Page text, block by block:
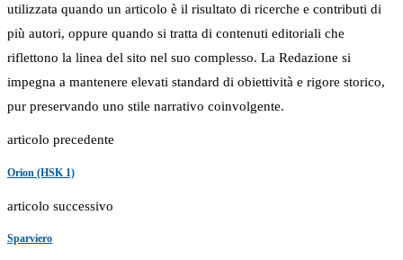
utilizzata quando un articolo è il risultato di ricerche e contributi di
più autori, oppure quando si tratta di contenuti editoriali che
riflettono la linea del sito nel suo complesso. La Redazione si
impegna a mantenere elevati standard di obiettività e rigore storico,
pur preservando uno stile narrativo coinvolgente.
articolo precedente
Orion (HSK 1)
articolo successivo
Sparviero